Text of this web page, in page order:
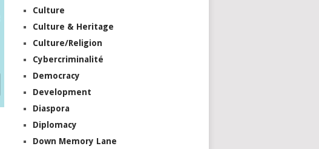
Culture
Culture & Heritage
Culture/Religion
Cybercriminalité
Democracy
Development
Diaspora
Diplomacy
Down Memory Lane